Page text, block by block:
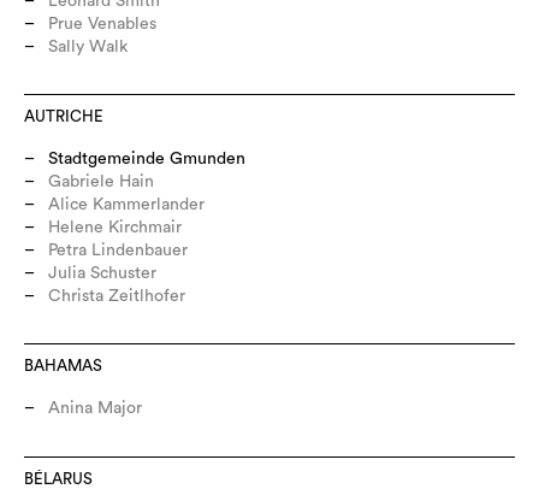
Prue Venables
Sally Walk
AUTRICHE
Stadtgemeinde Gmunden
Gabriele Hain
Alice Kammerlander
Helene Kirchmair
Petra Lindenbauer
Julia Schuster
Christa Zeitlhofer
BAHAMAS
Anina Major
BÉLARUS